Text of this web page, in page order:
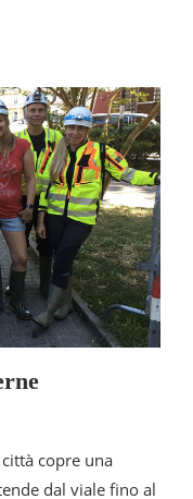
copre una
dal viale fino al